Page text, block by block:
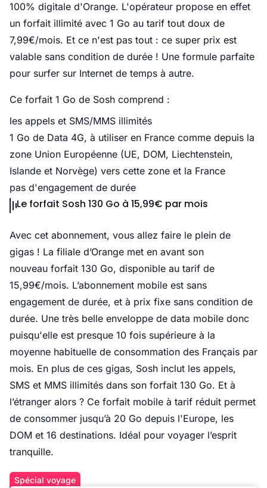
100% digitale d'Orange. L'opérateur propose en effet
un forfait illimité avec 1 Go au tarif tout doux de
7,99€/mois. Et ce n'est pas tout : ce super prix est
valable sans condition de durée ! Une formule parfaite
pour surfer sur Internet de temps à autre.
Ce forfait 1 Go de Sosh comprend :
les appels et SMS/MMS illimités
1 Go de Data 4G, à utiliser en France comme depuis la
zone Union Européenne (UE, DOM, Liechtenstein,
Islande et Norvège) vers cette zone et la France
pas d'engagement de durée
Le forfait Sosh 130 Go à 15,99€ par mois
Avec cet abonnement, vous allez faire le plein de
gigas ! La filiale d’Orange met en avant son
nouveau forfait 130 Go, disponible au tarif de
15,99€/mois. L’abonnement mobile est sans
engagement de durée, et à prix fixe sans condition de
durée. Une très belle enveloppe de data mobile donc
puisqu'elle est presque 10 fois supérieure à la
moyenne habituelle de consommation des Français par
mois. En plus de ces gigas, Sosh inclut les appels,
SMS et MMS illimités dans son forfait 130 Go. Et à
l’étranger alors ? Ce forfait mobile à tarif réduit permet
de consommer jusqu’à 20 Go depuis l'Europe, les
DOM et 16 destinations. Idéal pour voyager l’esprit
tranquille.
Spécial voyage